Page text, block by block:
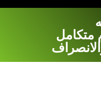
متكامل